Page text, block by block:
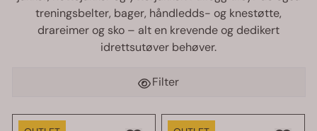
treningsbelter, bager, håndledds- og knestøtte,
drareimer og sko – alt en krevende og dedikert
idrettsutøver behøver.
Filter